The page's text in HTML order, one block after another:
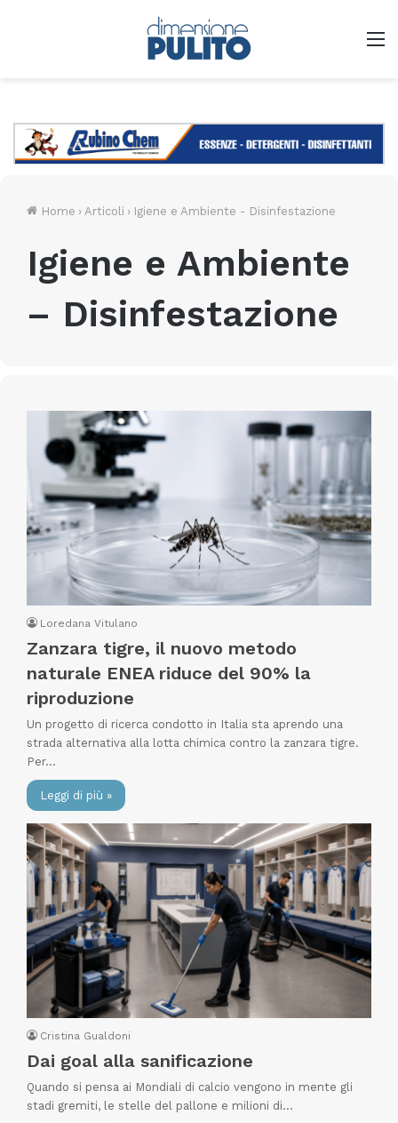
Home › Articoli › Igiene e Ambiente - Disinfestazione
Igiene e Ambiente
– Disinfestazione
Loredana Vitulano
Zanzara tigre, il nuovo metodo
naturale ENEA riduce del 90% la
riproduzione
Un progetto di ricerca condotto in Italia sta aprendo una
strada alternativa alla lotta chimica contro la zanzara tigre.
Per…
Leggi di più »
Cristina Gualdoni
Dai goal alla sanificazione
Quando si pensa ai Mondiali di calcio vengono in mente gli
stadi gremiti, le stelle del pallone e milioni di…